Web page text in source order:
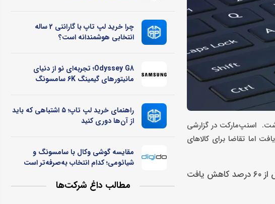
اسنپ‌مارکت در گزارشی
خبر داد؛ به‌طوری‌که سفارش‌ها در روز نخست بیش از ۶۰ درصد کاهش یافت اما تقاضا برای کالاهای
به گزارش کاماپرس، براساس داده‌های منتشر شده از اسنپ‌، در روز نخست جنگ، تعداد سفارش‌های اسنپ‌مارکت بیش از ۶۰ درصد کاهش یافت
چرا خرید لپ تاپ با گارانتی 2 ساله
انتخابی هوشمندانه است؟
Odyssey G8؛ تجربه‌ای نو از دنیای
مانیتورهای گیمینگ 6K سامسونگ
راهنمای خرید لپ تاپ؛ ۵ اشتباهی که باید
از آن‌ها دوری کنید
مقایسه گوشی وکال با سامسونگ و
شیائومی؛ کدام انتخاب به‌صرفه‌تر است
مطالب داغ شرکت‌ها